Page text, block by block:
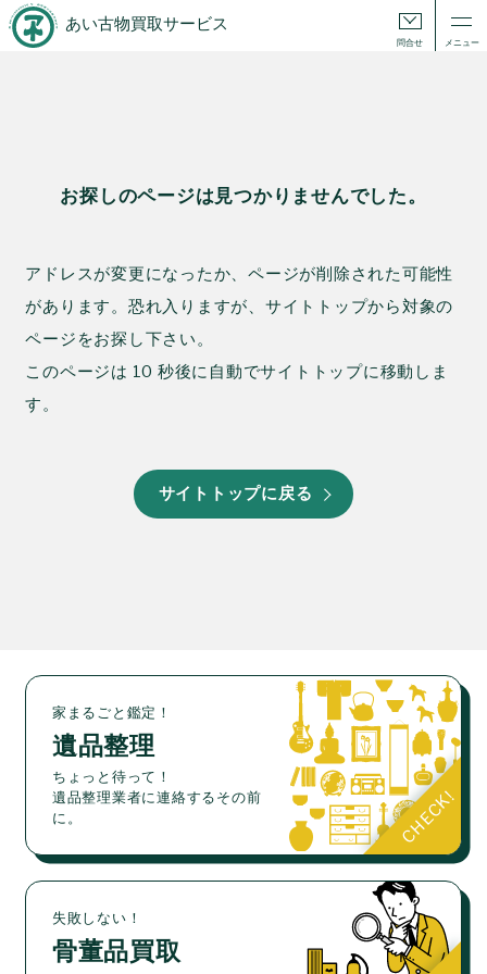
あい古物買取サービス
問合せ メニュー
お探しのページは見つかりませんでした。
アドレスが変更になったか、ページが削除された可能性
があります。 恐れ入りますが、サイトトップから対象の
ページをお探し下さい。
このページは 10 秒後に自動でサイトトップに移動しま
す。
サイトトップに戻る
家まるごと鑑定！
遺品整理
ちょっと待って！
遺品整理業者に連絡するその前
に。
失敗しない！
骨董品買取